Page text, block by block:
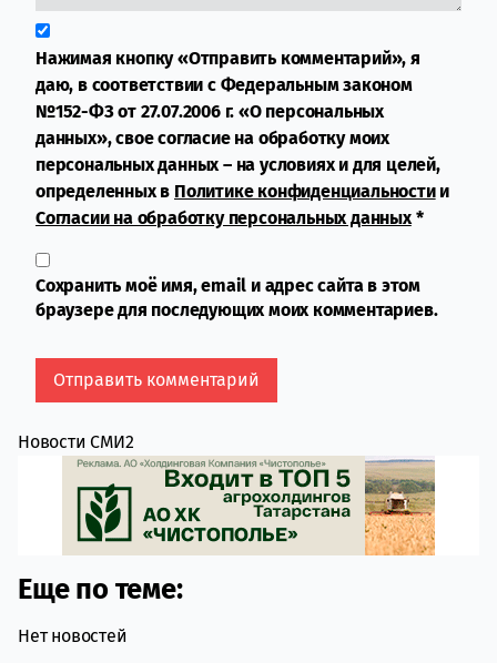
Нажимая кнопку «Отправить комментарий», я
даю, в соответствии с Федеральным законом
№152-ФЗ от 27.07.2006 г. «О персональных
данных», свое согласие на обработку моих
персональных данных – на условиях и для целей,
определенных в Политике конфиденциальностии
Согласии на обработку персональных данных*
Сохранить моё имя, email и адрес сайта в этом
браузере для последующих моих комментариев.
Новости СМИ2
Еще по теме:
Нет новостей